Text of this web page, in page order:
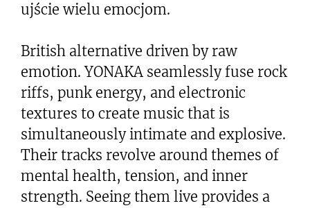
ujście wielu emocjom.
British alternative driven by raw
emotion. YONAKA seamlessly fuse rock
riffs, punk energy, and electronic
textures to create music that is
simultaneously intimate and explosive.
Their tracks revolve around themes of
mental health, tension, and inner
strength. Seeing them live provides a